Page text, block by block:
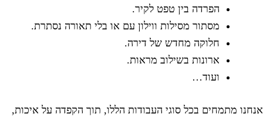
הפרדה בין טפט לקיר.
מסתור מסילות ווילון עם או בלי תאורה נסתרת.
חלוקה מחדש של דירה.
ארונות בשילוב מראות.
ועוד…
מתמחים בכל סוגי העבודות הללו, תוך הקפדה על איכות,